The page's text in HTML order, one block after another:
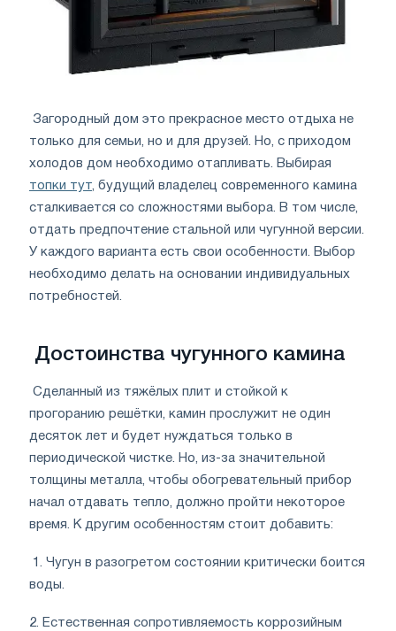
Загородный дом это прекрасное место отдыха не
только для семьи, но и для друзей. Но, с приходом
холодов дом необходимо отапливать. Выбирая
топки тут, будущий владелец современного камина
сталкивается со сложностями выбора. В том числе,
отдать предпочтение стальной или чугунной версии.
У каждого варианта есть свои особенности. Выбор
необходимо делать на основании индивидуальных
потребностей.
Достоинства чугунного камина
Сделанный из тяжёлых плит и стойкой к
прогоранию решётки, камин прослужит не один
десяток лет и будет нуждаться только в
периодической чистке. Но, из-за значительной
толщины металла, чтобы обогревательный прибор
начал отдавать тепло, должно пройти некоторое
время. К другим особенностям стоит добавить:
1. Чугун в разогретом состоянии критически боится
воды.
2. Естественная сопротивляемость коррозийным